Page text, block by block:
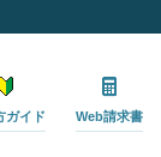
ガイド Web請求書